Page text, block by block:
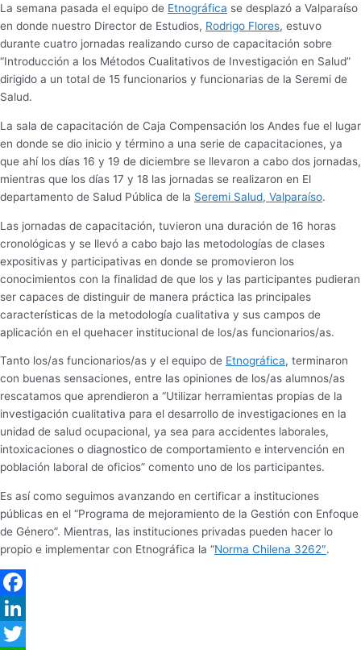
La semana pasada el equipo de Etnográfica se desplazó a Valparaíso
en donde nuestro Director de Estudios, Rodrigo Flores, estuvo
durante cuatro jornadas realizando curso de capacitación sobre
“Introducción a los Métodos Cualitativos de Investigación en Salud”
dirigido a un total de 15 funcionarios y funcionarias de la Seremi de
Salud.
La sala de capacitación de Caja Compensación los Andes fue el lugar
en donde se dio inicio y término a una serie de capacitaciones, ya
que ahí los días 16 y 19 de diciembre se llevaron a cabo dos jornadas,
mientras que los días 17 y 18 las jornadas se realizaron en El
departamento de Salud Pública de la Seremi Salud, Valparaíso.
Las jornadas de capacitación, tuvieron una duración de 16 horas
cronológicas y se llevó a cabo bajo las metodologías de clases
expositivas y participativas en donde se promovieron los
conocimientos con la finalidad de que los y las participantes pudieran
ser capaces de distinguir de manera práctica las principales
características de la metodología cualitativa y sus campos de
aplicación en el quehacer institucional de los/as funcionarios/as.
Tanto los/as funcionarios/as y el equipo de Etnográfica, terminaron
con buenas sensaciones, entre las opiniones de los/as alumnos/as
rescatamos que aprendieron a “Utilizar herramientas propias de la
investigación cualitativa para el desarrollo de investigaciones en la
unidad de salud ocupacional, ya sea para accidentes laborales,
intoxicaciones o diagnostico de comportamiento e intervención en
población laboral de oficios” comento uno de los participantes.
Es así como seguimos avanzando en certificar a instituciones
públicas en el “Programa de mejoramiento de la Gestión con Enfoque
de Género”. Mientras, las instituciones privadas pueden hacer lo
propio e implementar con Etnográfica la “Norma Chilena 3262″.
Facebook
LinkedIn